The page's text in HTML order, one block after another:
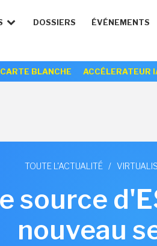
DOSSIERS ÉVÉNEMENTS
CARTE BLANCHE ACCÉLERATEUR
TOUTE L'ACTUALITÉ /
source
nouveau